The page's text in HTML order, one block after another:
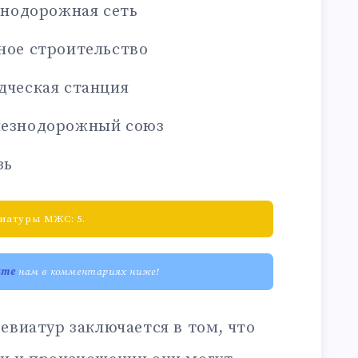
сеть
строительство
станция
союз
МЖС: 5.
нам в комментариях ниже!
заключается в том, что